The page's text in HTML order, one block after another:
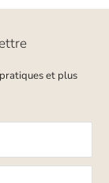
et plus